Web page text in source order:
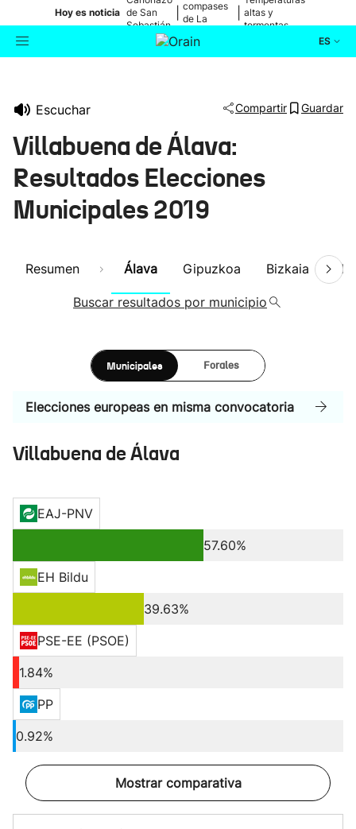
Hoy es noticia de San
Sebastián
compases
de La
altas y
tormentas
ES
Cultura
Ikusmiran
Escuchar Compartir Guardar
Villabuena de Álava:
Resultados Elecciones
Municipales 2019
Resumen Álava Gipuzkoa Bizkaia
Buscar resultados por municipio
Municipales Forales
Elecciones europeas en misma convocatoria
Villabuena de Álava
EAJ-PNV
57.60%
EH Bildu
39.63%
PSE-EE (PSOE)
1.84%
PP
0.92%
Mostrar comparativa